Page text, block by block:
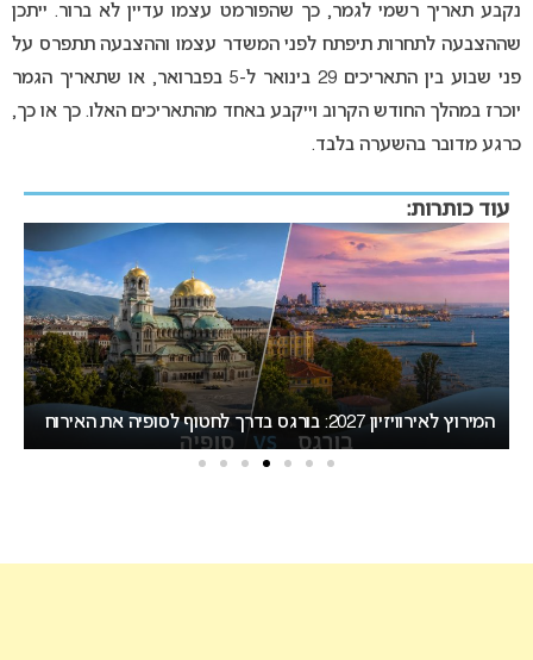
נקבע תאריך רשמי לגמר, כך שהפורמט עצמו עדיין לא ברור. ייתכן
שההצבעה לתחרות תיפתח לפני המשדר עצמו וההצבעה תתפרס על
פני שבוע בין התאריכים 29 בינואר ל-5 בפברואר, או שתאריך הגמר
יוכרז במהלך החודש הקרוב וייקבע באחד מהתאריכים האלו. כך או כך,
כרגע מדובר בהשערה בלבד.
עוד כותרות:
המירוץ לאירוויזיון 2027: בורגס בדרך לחטוף לסופיה את האירוח